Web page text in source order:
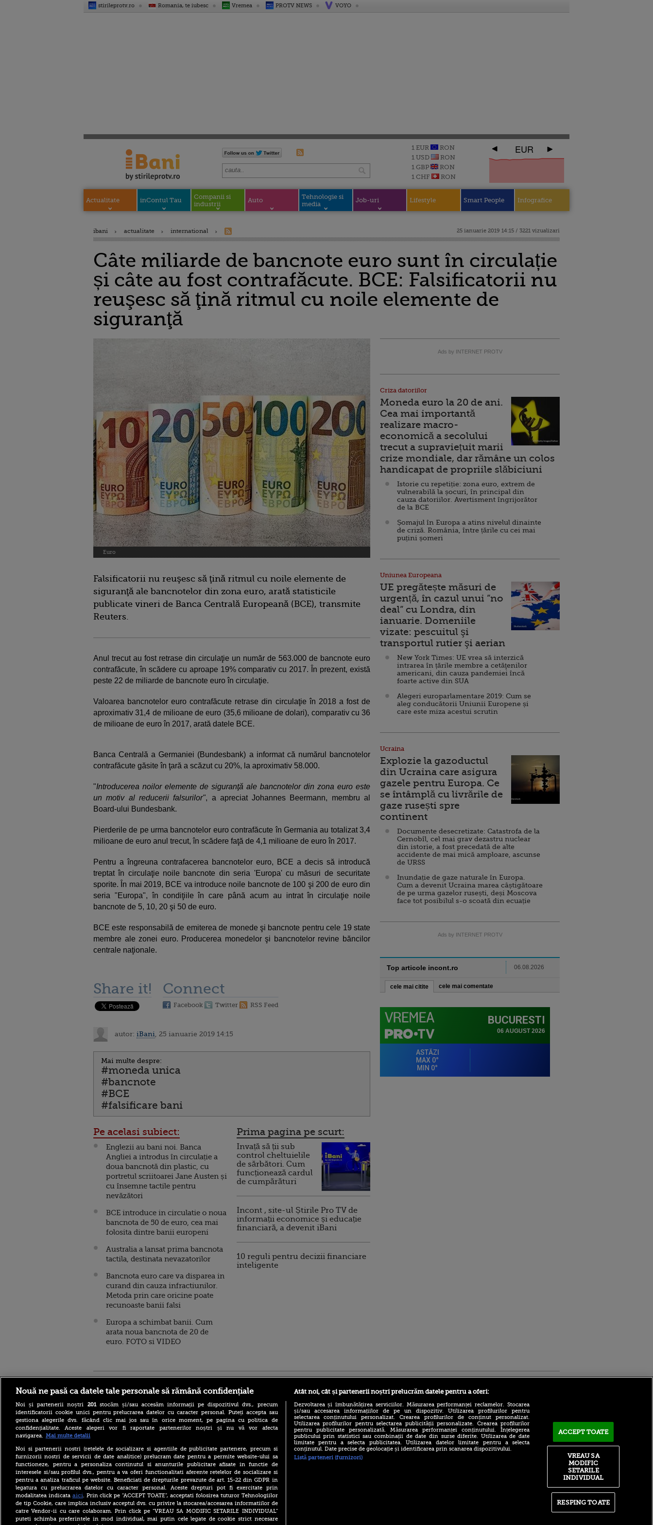
stirileprotv.ro Romania, te iubesc Vremea PROTV NEWS VOYO
1 EUR
RON
1 USD
RON
1 GBP
RON
1 CHF
RON
EUR
Actualitate inContul Tau
Companii si
industrii
Auto
Tehnologie si
media
Job-uri Lifestyle Smart People Infografice
ibani actualitate international 25 ianuarie 2019 14:15 / 3221 vizualizari
Câte miliarde de bancnote euro sunt în circulație
și câte au fost contrafăcute. BCE: Falsificatorii nu
reuşesc să ţină ritmul cu noile elemente de
siguranţă
Euro
Falsificatorii nu reuşesc să ţină ritmul cu noile elemente de
siguranţă ale bancnotelor din zona euro, arată statisticile
publicate vineri de Banca Centrală Europeană (BCE), transmite
Reuters.
Anul trecut au fost retrase din circulaţie un număr de 563.000 de bancnote euro
contrafăcute, în scădere cu aproape 19% comparativ cu 2017. În prezent, există
peste 22 de miliarde de bancnote euro în circulaţie.
Valoarea bancnotelor euro contrafăcute retrase din circulaţie în 2018 a fost de
aproximativ 31,4 de milioane de euro (35,6 milioane de dolari), comparativ cu 36
de milioane de euro în 2017, arată datele BCE.
Banca Centrală a Germaniei (Bundesbank) a informat că numărul bancnotelor
contrafăcute găsite în ţară a scăzut cu 20%, la aproximativ 58.000.
"Introducerea noilor elemente de siguranţă ale bancnotelor din zona euro este
un motiv al reducerii falsurilor", a apreciat Johannes Beermann, membru al
Board-ului Bundesbank.
Pierderile de pe urma bancnotelor euro contrafăcute în Germania au totalizat 3,4
milioane de euro anul trecut, în scădere faţă de 4,1 milioane de euro în 2017.
Pentru a îngreuna contrafacerea bancnotelor euro, BCE a decis să introducă
treptat în circulaţie noile bancnote din seria 'Europa' cu măsuri de securitate
sporite. În mai 2019, BCE va introduce noile bancnote de 100 şi 200 de euro din
seria "Europa", în condiţiile în care până acum au intrat în circulaţie noile
bancnote de 5, 10, 20 şi 50 de euro.
BCE este responsabilă de emiterea de monede şi bancnote pentru cele 19 state
membre ale zonei euro. Producerea monedelor şi bancnotelor revine băncilor
centrale naţionale.
Share it! Connect
Facebook Twitter RSS Feed
autor: iBani , 25 ianuarie 2019 14:15
Mai multe despre:
#moneda unica
#bancnote
#BCE
#falsificare bani
Pe acelasi subiect:
Englezii au bani noi. Banca
Angliei a introdus în circulație a
doua bancnotă din plastic, cu
portretul scriitoarei Jane Austen și
cu însemne tactile pentru
nevăzători
BCE introduce in circulatie o noua
bancnota de 50 de euro, cea mai
folosita dintre banii europeni
Australia a lansat prima bancnota
tactila, destinata nevazatorilor
Bancnota euro care va disparea in
curand din cauza infractiunilor.
Metoda prin care oricine poate
recunoaste banii falsi
Europa a schimbat banii. Cum
arata noua bancnota de 20 de
euro. FOTO si VIDEO
Prima pagina pe scurt:
Invață să ții sub
control cheltuielile
de sărbători. Cum
funcționează cardul
de cumpărături
Incont , site-ul Știrile Pro TV de
informații economice și educație
financiară, a devenit iBani
10 reguli pentru decizii financiare
inteligente
Ads by INTERNET PROTV
Criza datoriilor
Moneda euro la 20 de ani.
Cea mai importantă
realizare macro-
economică a secolului
trecut a supraviețuit marii
crize mondiale, dar rămâne un colos
handicapat de propriile slăbiciuni
Istorie cu repetiție: zona euro, extrem de
vulnerabilă la șocuri, în principal din
cauza datoriilor. Avertisment îngrijorător
de la BCE
Șomajul în Europa a atins nivelul dinainte
de criză. România, între țările cu cei mai
puțini șomeri
Uniunea Europeana
UE pregătește măsuri de
urgență, în cazul unui ”no
deal” cu Londra, din
ianuarie. Domeniile
vizate: pescuitul şi
transportul rutier şi aerian
New York Times: UE vrea să interzică
intrarea în țările membre a cetăţenilor
americani, din cauza pandemiei încă
foarte active din SUA
Alegeri europarlamentare 2019: Cum se
aleg conducătorii Uniunii Europene și
care este miza acestui scrutin
Ucraina
Explozie la gazoductul
din Ucraina care asigura
gazele pentru Europa. Ce
se întâmplă cu livrările de
gaze rusești spre
continent
Documente desecretizate: Catastrofa de la
Cernobîl, cel mai grav dezastru nuclear
din istorie, a fost precedată de alte
accidente de mai mică amploare, ascunse
de URSS
Inundație de gaze naturale în Europa.
Cum a devenit Ucraina marea câștigătoare
de pe urma gazelor rusești, deși Moscova
face tot posibilul s-o scoată din ecuație
Ads by INTERNET PROTV
Top articole incont.ro 06.08.2026
cele mai citite cele mai comentate
Marin Barbu despre celebrul
trebuie să le îndeplinească
U. Craiova contra lui KuPS!
Nouă ne pasă ca datele tale personale să rămână confidențiale
Noi și partenerii noștri 201stocăm și/sau accesăm informații pe dispozitivul dvs., precum
identificatorii cookie unici pentru prelucrarea datelor cu caracter personal. Puteți accepta sau
gestiona alegerile dvs. făcând clic mai jos sau în orice moment, pe pagina cu politica de
confidențialitate. Aceste alegeri vor fi raportate partenerilor noștri și nu vă vor afecta
navigarea. Mai multe detalii
Noi si partenerii nostri (retelele de socializare si agentiile de publicitate partenere, precum si
furnizorii nostri de servicii de date analitice) prelucram date pentru a permite website-ului sa
functioneze, pentru a personaliza continutul si anunturile publicitare afisate in functie de
interesele si/sau profilul dvs., pentru a va oferi functionalitati aferente retelelor de socializare si
pentru a analiza traficul pe website. Beneficiati de drepturile prevazute de art. 15-22 din GDPR in
legatura cu prelucrarea datelor cu caracter personal. Aceste drepturi pot fi exercitate prin
modalitatea indicata aici. Prin click pe “ACCEPT TOATE”, acceptati folosirea tuturor Tehnologiilor
de tip Cookie, care implica inclusiv acceptul dvs. cu privire la stocarea/accesarea informatiilor de
catre Vendor-ii cu care colaboram. Prin click pe “VREAU SA MODIFIC SETARILE INDIVIDUAL”
puteti schimba preferintele in mod individual, mai putin cele legate de cookie strict necesare
Atât noi, cât și partenerii noștri prelucrăm datele pentru a oferi:
Dezvoltarea și îmbunătățirea serviciilor. Măsurarea performanței reclamelor. Stocarea
și/sau accesarea informațiilor de pe un dispozitiv. Utilizarea profilurilor pentru
selectarea conținutului personalizat. Crearea profilurilor de conținut personalizat.
Utilizarea profilurilor pentru selectarea publicității personalizate. Crearea profilurilor
pentru publicitate personalizată. Măsurarea performanței conținutului. Înțelegerea
publicului prin statistici sau combinații de date din surse diferite. Utilizarea de date
limitate pentru a selecta publicitatea. Utilizarea datelor limitate pentru a selecta
conținutul. Date precise de geolocație și identificarea prin scanarea dispozitivului.
Listă parteneri (furnizori)
ACCEPT TOATE
RESPING TOATE
VREAU SA
MODIFIC
SETARILE
INDIVIDUAL